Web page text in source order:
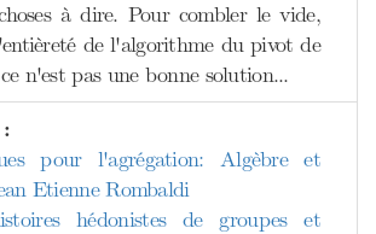
à dire. Pour combler le vide,
de l'algorithme du pivot de
n'est pas une bonne solution...
pour l'agrégation: Algèbre et
Etienne Rombaldi
hédonistes de groupes et